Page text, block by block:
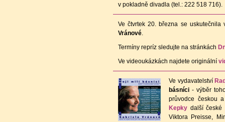
v pokladně divadla (tel.: 222 518 716).
Ve čtvrtek 20. března se
Vránové.
Termíny repríz sledujte na stránkách
Ve videoukázkách najdete originální
Ve vydavatelství
básníci - výběr
průvodce českou
Kepky další české
Viktora Preisse,